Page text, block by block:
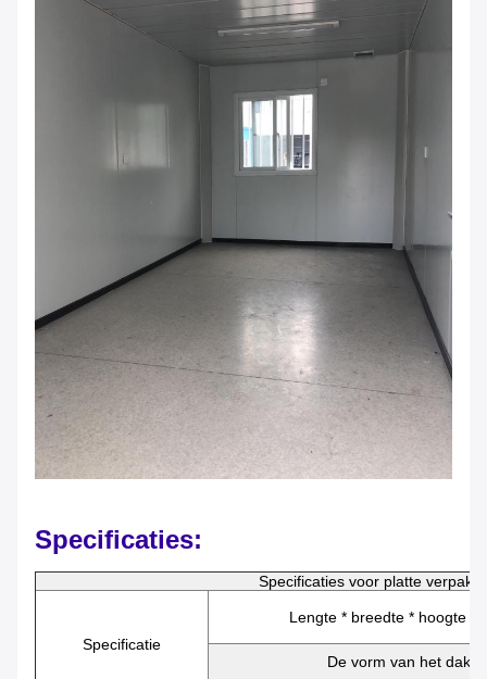
Specificaties:
Specificaties voor platte
Specificatie
Lengte * breedte * hoogte
De vorm van het dak